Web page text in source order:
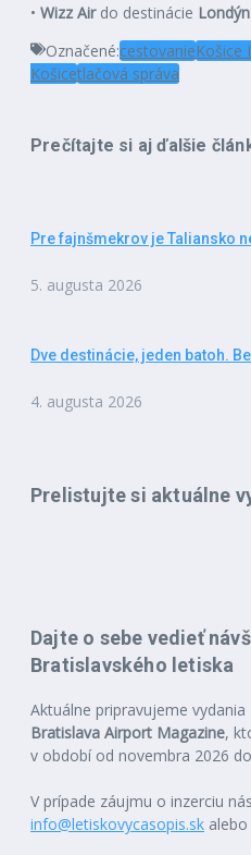
• Wizz Air do destinácie
Označené:cestovanieKošice
Košicetlačová správa
Prečítajte si aj ďalšie
Pre fajnšmekrov je Taliansko
5. augusta 2026
Dve destinácie, jeden batoh.
4. augusta 2026
Prelistujte si aktuálne
Dajte o sebe vedieť
Bratislavského letiska
Aktuálne pripravujeme vydania
Bratislava Airport Magazine,
v období od novembra 2026
V prípade záujmu o inzerciu
info@letiskovycasopis.sk